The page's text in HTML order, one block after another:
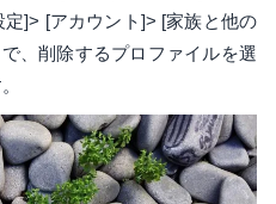
]> [アカウント]> [家族と他の
、削除するプロファイルを選